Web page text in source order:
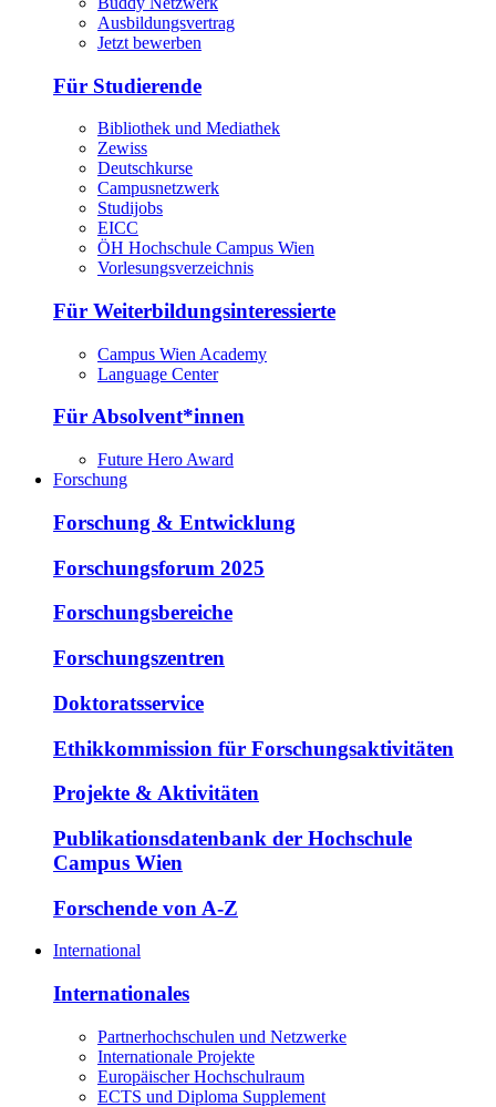
Ausbildungsvertrag
Jetzt bewerben
Für Studierende
Bibliothek und Mediathek
Zewiss
Deutschkurse
Campusnetzwerk
Studijobs
EICC
ÖH Hochschule Campus Wien
Vorlesungsverzeichnis
Für Weiterbildungsinteressierte
Campus Wien Academy
Language Center
Für Absolvent*innen
Future Hero Award
Forschung
Forschung & Entwicklung
Forschungsforum 2025
Forschungsbereiche
Forschungszentren
Doktoratsservice
Ethikkommission für Forschungsaktivitäten
Projekte & Aktivitäten
Publikationsdatenbank der Hochschule
Campus Wien
Forschende von A-Z
International
Internationales
Partnerhochschulen und Netzwerke
Internationale Projekte
Europäischer Hochschulraum
ECTS und Diploma Supplement